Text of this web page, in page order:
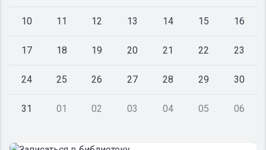
10 11 12 13 14 15 16
17 18 19 20 21 22 23
24 25 26 27 28 29 30
31 01 02 03 04 05 06